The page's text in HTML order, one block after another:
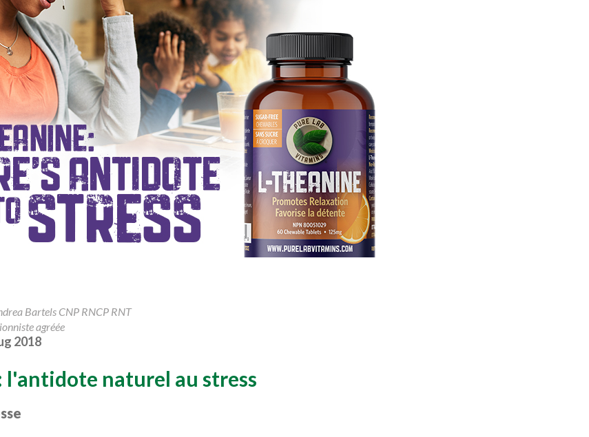
Bartels CNP RNCP RNT
agréée
2018
l'antidote naturel au stress